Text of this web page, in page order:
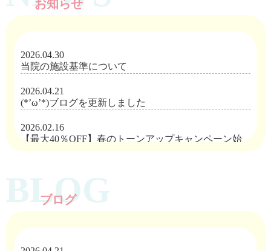
お知らせ
2026.04.30
当院の施設基準について
2026.04.21
(*’ω’*)ブログを更新しました
2026.02.16
【最大40％OFF】春のトーンアップキャンペーン始
2026.01.30
☆予告☆ 期間限定キャンペーンのお知らせ
2025.12.05
BLOG
ブログ